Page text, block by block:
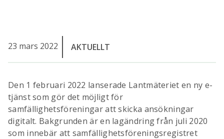
23 mars 2022 AKTUELLT
Den 1 februari 2022 lanserade Lantmäteriet en ny e-
tjänst som gör det möjligt för
samfällighetsföreningar att skicka ansökningar
digitalt. Bakgrunden är en lagändring från juli 2020
som innebär att samfällighetsföreningsregistret